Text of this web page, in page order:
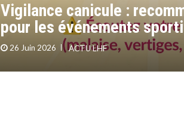
Vigilance canicule :
pour les événements
26 Juin 2026 ACTU LHF